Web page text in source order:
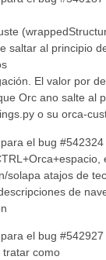
saltar al principio
El valor por
Orc ano salte al
o su orca-
el bug
solapa atajos de
de
el bug
como